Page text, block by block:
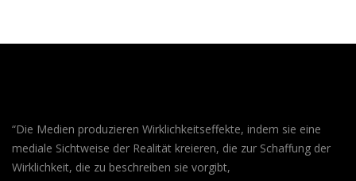
“Die Medien produzieren Wirklichkeitseffekte, indem sie eine
mediale Sichtweise der Realität kreieren, die zur Schaffung der
Wirklichkeit, die zu beschreiben sie vorgibt,